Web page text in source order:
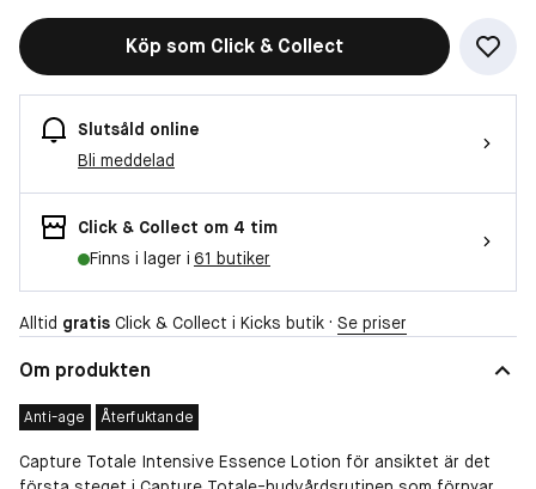
Köp som Click & Collect
Slutsåld online
Bli meddelad
Click & Collect om 4 tim
Finns i lager i 61 butiker
Alltid gratis Click & Collect i Kicks butik · Se priser
Om produkten
Anti-age Återfuktande
Capture Totale Intensive Essence Lotion för ansiktet är det